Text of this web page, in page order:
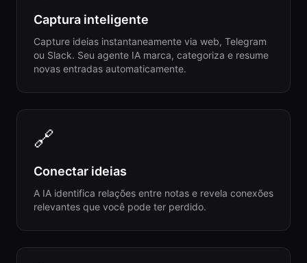
Captura inteligente
Capture ideias instantaneamente via web, Telegram
ou Slack. Seu agente IA marca, categoriza e resume
novas entradas automaticamente.
🔗
Conectar ideias
A IA identifica relações entre notas e revela conexões
relevantes que você pode ter perdido.